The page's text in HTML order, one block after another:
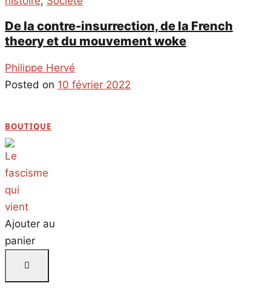
De la contre-insurrection, de la French
theory et du mouvement woke
Philippe Hervé
Posted on 10 février 2022
BOUTIQUE
Ajouter au
panier